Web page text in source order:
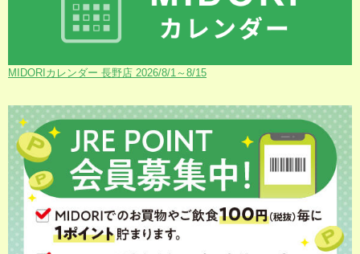
MIDORIカレンダー 長野店 2026/8/1～8/15